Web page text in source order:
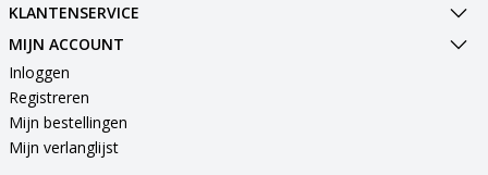
KLANTENSERVICE
MIJN ACCOUNT
Inloggen
Registreren
Mijn bestellingen
Mijn verlanglijst